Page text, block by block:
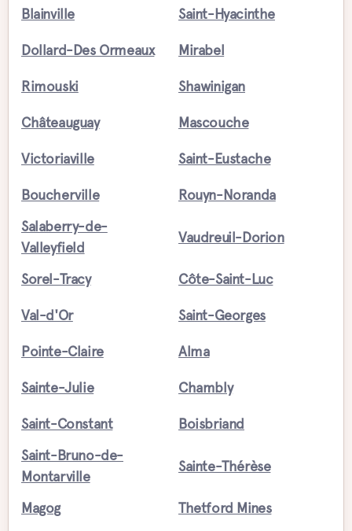
Blainville Saint-Hyacinthe
Dollard-Des Ormeaux Mirabel
Rimouski Shawinigan
Châteauguay Mascouche
Victoriaville Saint-Eustache
Boucherville
Rouyn-Noranda
Salaberry-de-
Valleyfield
Vaudreuil-Dorion
Sorel-Tracy Côte-Saint-Luc
Val-d'Or Saint-Georges
Pointe-Claire Alma
Sainte-Julie Chambly
Saint-Constant
Boisbriand
Saint-Bruno-de-
Montarville
Sainte-Thérèse
Magog Thetford Mines